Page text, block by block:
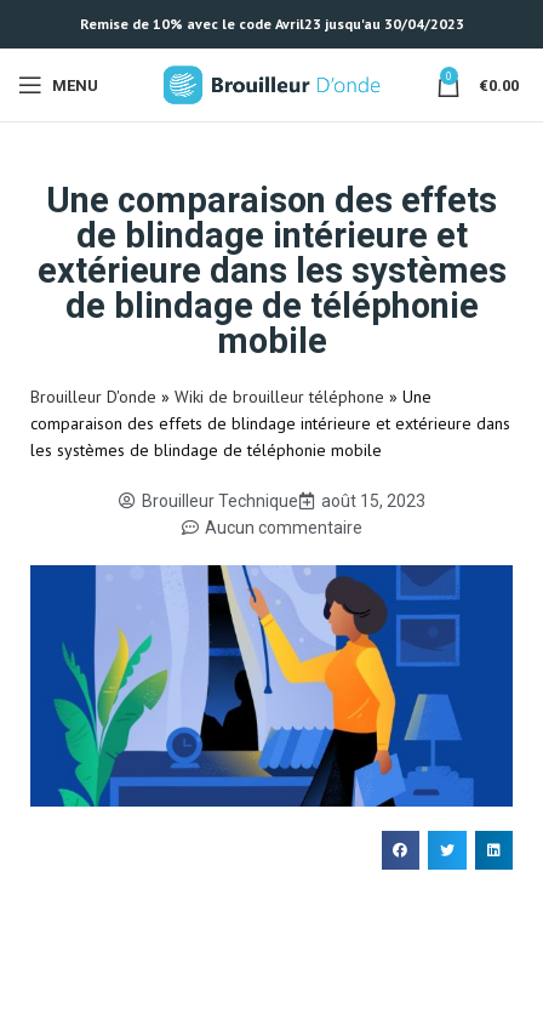
Remise de 10% avec le code Avril23 jusqu'au 30/04/2023
MENU 0 €0.00
Une comparaison des effets
de blindage intérieure et
extérieure dans les systèmes
de blindage de téléphonie
mobile
Brouilleur D'onde » Wiki de brouilleur téléphone » Une
comparaison des effets de blindage intérieure et extérieure dans
les systèmes de blindage de téléphonie mobile
Brouilleur Technique
août 15, 2023
Aucun commentaire